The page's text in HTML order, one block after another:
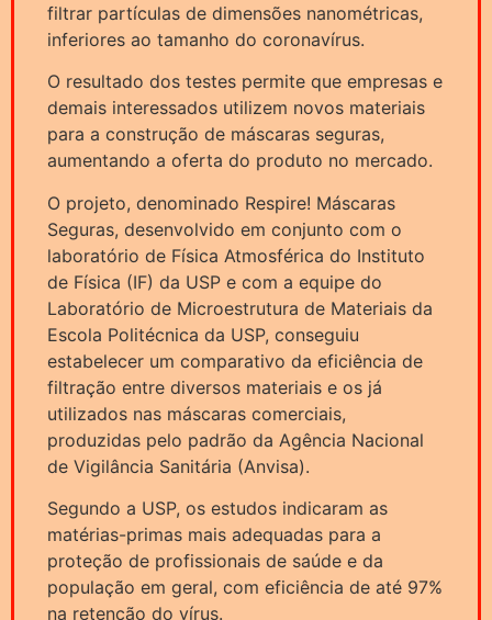
filtrar partículas de dimensões nanométricas,
inferiores ao tamanho do coronavírus.
O resultado dos testes permite que empresas e
demais interessados utilizem novos materiais
para a construção de máscaras seguras,
aumentando a oferta do produto no mercado.
O projeto, denominado Respire! Máscaras
Seguras, desenvolvido em conjunto com o
laboratório de Física Atmosférica do Instituto
de Física (IF) da USP e com a equipe do
Laboratório de Microestrutura de Materiais da
Escola Politécnica da USP, conseguiu
estabelecer um comparativo da eficiência de
filtração entre diversos materiais e os já
utilizados nas máscaras comerciais,
produzidas pelo padrão da Agência Nacional
de Vigilância Sanitária (Anvisa).
Segundo a USP, os estudos indicaram as
matérias-primas mais adequadas para a
proteção de profissionais de saúde e da
população em geral, com eficiência de até 97%
na retenção do vírus.